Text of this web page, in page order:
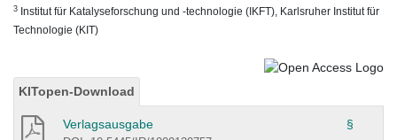
3 Institut für Katalyseforschung und -technologie (IKFT), Karlsruher Institut für
Technologie (KIT)
KITopen-Download
Verlagsausgabe §